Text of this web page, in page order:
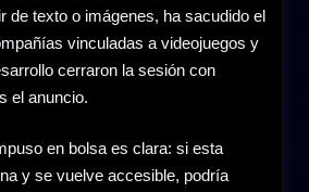
de texto o imágenes, ha sacudido el
vinculadas a videojuegos y
cerraron la sesión con
el anuncio.
en bolsa es clara: si esta
y se vuelve accesible, podría